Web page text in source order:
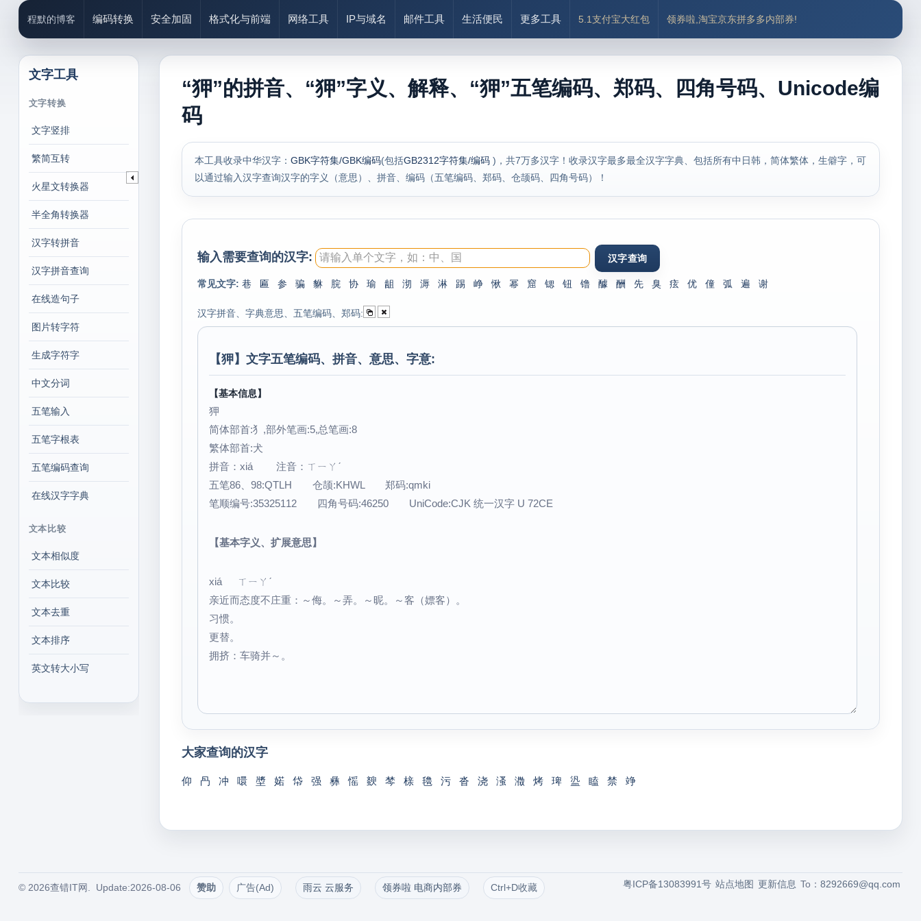
程默的博客 编码转换 安全加固 格式化与前端 网络工具 IP与域名 邮件工具 生活便民 更多工具 5.1支付宝大红包 领券啦,淘宝京东拼多多内部券!
文字工具
文字转换
文字竖排
繁简互转
火星文转换器
半全角转换器
汉字转拼音
汉字拼音查询
在线造句子
图片转字符
生成字符字
中文分词
五笔输入
五笔字根表
五笔编码查询
在线汉字字典
文本比较
文本相似度
文本比较
文本去重
文本排序
英文转大小写
“狎”的拼音、“狎”字义、解释、“狎”五笔编码、郑码、四角号码、Unicode编
码
本工具收录中华汉字： GBK字符集/GBK编码(包括GB2312字符集/编码 )，共7万多汉字！收录汉字最多最全汉字字典、包括所有中日韩，简体繁体，生僻字，可
以通过输入汉字查询汉字的字义（意思）、拼音、编码（五笔编码、郑码、仓颉码、四角号码）！
输入需要查询的汉字:
常见文字: 巷 匾 参 骗 貅 脘 协 瑜 龃 沏 溽 淋 踢 峥 愀 幂 窟 锶 钮 镥 醵 酬 先 臭 痃 优 僮 弧 遍 谢
汉字拼音、字典意思、五笔编码、郑码:
【狎】文字五笔编码、拼音、意思、字意:
【基本信息】
狎
简体部首:犭,部外笔画:5,总笔画:8
繁体部首:犬
拼音：xiá 注音：ㄒㄧㄚˊ
五笔86、98:QTLH 仓颉:KHWL 郑码:qmki
笔顺编号:35325112 四角号码:46250 UniCode:CJK 统一汉字 U 72CE
【基本字义、扩展意思】
xiá ㄒㄧㄚˊ
亲近而态度不庄重：～侮。～弄。～昵。～客（嫖客）。
习惯。
更替。
拥挤：车骑并～。
大家查询的汉字
仰 冎 冲 噮 墏 婼 帒 强 彝 愮 斔 棽 榇 氌 污 沓 浇 溞 瀓 烤 琕 盕 瞌 禁 竫
© 2026查错IT网. Update:2026-08-06 赞助 广告(Ad) 雨云 云服务 领券啦 电商内部券 Ctrl+D收藏 To：8292669@qq.com
更新信息
站点地图
粤ICP备13083991号